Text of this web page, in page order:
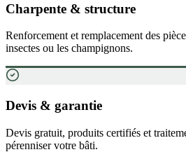
Charpente & structure
Renforcement et remplacement des
insectes ou les champignons.
Devis & garantie
Devis gratuit, produits certifiés et
pérenniser votre bâti.